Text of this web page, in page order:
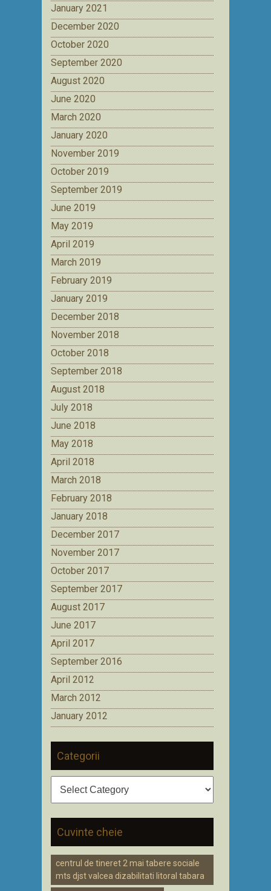
January 2021
December 2020
October 2020
September 2020
August 2020
June 2020
March 2020
January 2020
November 2019
October 2019
September 2019
June 2019
May 2019
April 2019
March 2019
February 2019
January 2019
December 2018
November 2018
October 2018
September 2018
August 2018
July 2018
June 2018
May 2018
April 2018
March 2018
February 2018
January 2018
December 2017
November 2017
October 2017
September 2017
August 2017
June 2017
April 2017
September 2016
April 2012
March 2012
January 2012
Categorii
Cuvinte cheie
centrul de tineret 2 mai tabere sociale
mts djst valcea dizabilitati litoral tabara